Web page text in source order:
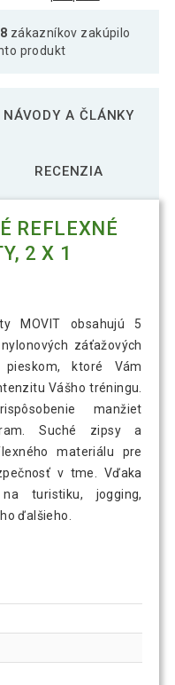
zákazníkov zakúpilo
produkt
NÁVODY A ČLÁNKY
RECENZIA
REFLEXNÉ
2 X 1
MOVIT obsahujú 5
záťažových
pieskom, ktoré Vám
Vášho tréningu.
manžiet
Suché zipsy a
materiálu pre
v tme. Vďaka
turistiku, jogging,
ďalšieho.